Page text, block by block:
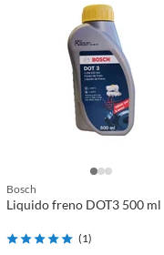
Bosch
Liquido freno DOT3 500 ml
(1)